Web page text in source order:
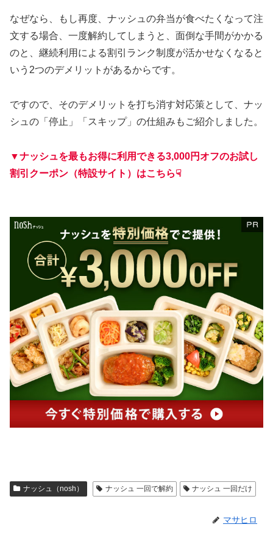
なぜなら、もし再度、ナッシュの弁当が食べたくなって注
文する場合、一度解約してしまうと、面倒な手間がかかる
のと、継続利用による割引ランク制度が活かせなくなると
いう2つのデメリットがあるからです。
ですので、そのデメリットを打ち消す対応策として、ナッ
シュの「停止」「スキップ」の仕組みもご紹介しました。
▼ナッシュを最もお得に利用できる3,000円オフのお試し
割引クーポン（特設サイト）はこちら☟
ナッシュ（nosh） ナッシュ 一回で解約 ナッシュ 一回だけ
マサヒロ